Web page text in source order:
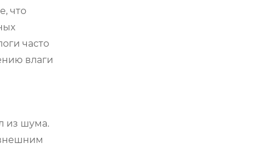
что
часто
влаги
из шума.